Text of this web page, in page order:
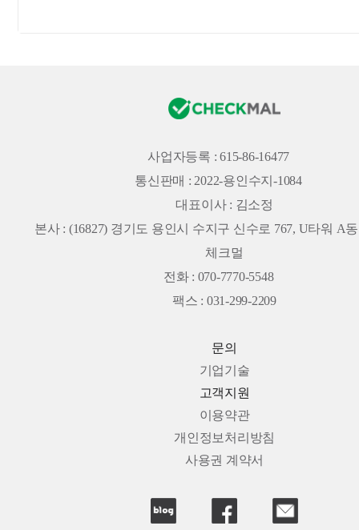
사업자등록 : 615-86-16477
통신판매 : 2022-용인수지-1084
대표이사 : 김소정
본사 : (16827) 경기도 용인시 수지구 신수로 767, U타워 A
체크멀
전화 : 070-7770-5548
팩스 : 031-299-2209
문의
기업기술
고객지원
이용약관
개인정보처리방침
사용권 계약서